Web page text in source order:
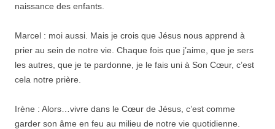
naissance des enfants.
Marcel : moi aussi. Mais je crois que Jésus nous apprend à
prier au sein de notre vie. Chaque fois que j’aime, que je sers
les autres, que je te pardonne, je le fais uni à Son Cœur, c’est
cela notre prière.
Irène : Alors…vivre dans le Cœur de Jésus, c’est comme
garder son âme en feu au milieu de notre vie quotidienne.